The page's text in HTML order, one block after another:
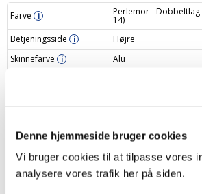
Denne hjemmeside bruger cookies
Vi bruger cookies til at tilpasse vores
analysere vores trafik her på siden.
Farve i Perlemor - Dobbeltlag
14)
Betjeningsside
i Højre
Skinnefarve
i Alu